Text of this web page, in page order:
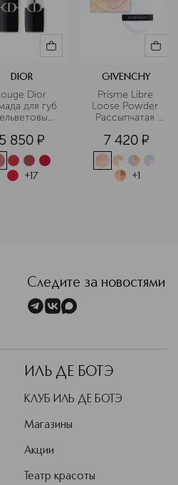
Violet (Ci 77742), Red 7
Red 33 Lake (Ci 17200)]
DIOR
Dior
для губ
5 850 ¤
+17
GIVENCHY
Prisme Libre
Loose Powder
Рассыпчатая
7 420 ¤
+1
Следите за новостями
ИЛЬ ДЕ БОТЭ
КЛУБ ИЛЬ ДЕ БОТЭ
Магазины
Акции
Театр красоты